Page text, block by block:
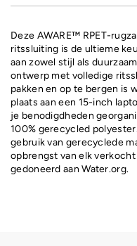
Deze AWARE™ RPET-
ritssluiting is de ultieme
aan zowel stijl als
ontwerp met volledige
pakken en op te bergen is
plaats aan een 15-inch
je benodigdheden
100% gerecycled
gebruik van gerecyclede
opbrengst van elk
gedoneerd aan Water.org.